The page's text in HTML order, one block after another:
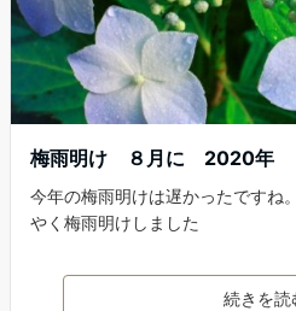
梅雨明け ８月に 2020年
今年の梅雨明けは遅かったですね
やく梅雨明けしました
続きを読